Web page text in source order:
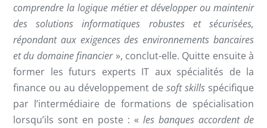
comprendre la logique métier et développer ou maintenir
des solutions informatiques robustes et sécurisées,
répondant aux exigences des environnements bancaires
et du domaine financier», conclut-elle. Quitte ensuite à
former les futurs experts IT aux spécialités de la
finance ou au développement de soft skills spécifique
par l’intermédiaire de formations de spécialisation
lorsqu’ils sont en poste : « les banques accordent de